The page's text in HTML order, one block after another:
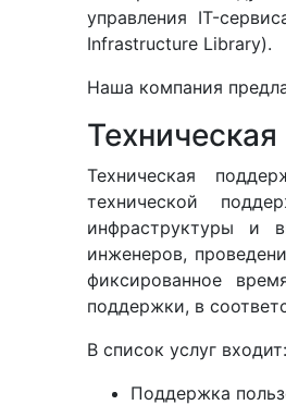
управления IT-
Infrastructure Library).
Наша компания
Техническая
технической
инфраструктуры и
инженеров,
фиксированное
поддержки, в
В список услуг входит:
Поддержка